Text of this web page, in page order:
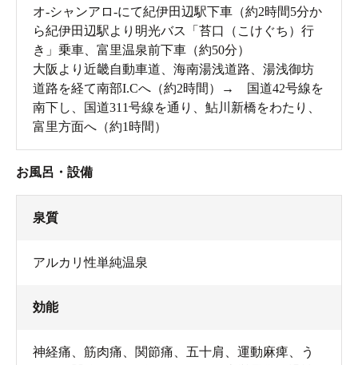
オ-シャンアロ-にて紀伊田辺駅下車（約2時間5分か
ら紀伊田辺駅より明光バス「苔口（こけぐち）行
き」乗車、富里温泉前下車（約50分）
大阪より近畿自動車道、海南湯浅道路、湯浅御坊
道路を経て南部I.Cへ（約2時間）→ 国道42号線を
南下し、国道311号線を通り、鮎川新橋をわたり、
富里方面へ（約1時間）
お風呂・設備
泉質
アルカリ性単純温泉
効能
神経痛、筋肉痛、関節痛、五十肩、運動麻痺、う